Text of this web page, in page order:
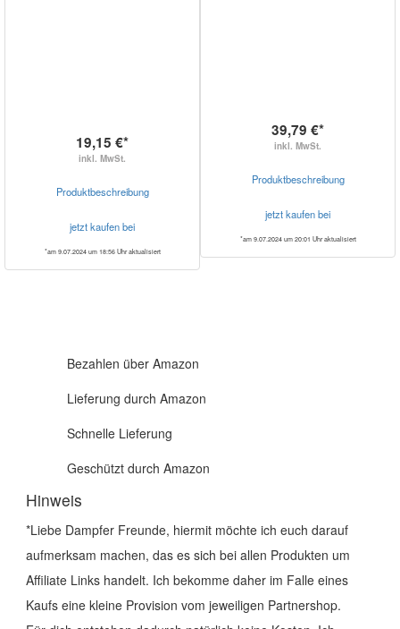
19,15 €*
inkl. MwSt.
Produktbeschreibung
jetzt kaufen bei
*am 9.07.2024 um 18:56 Uhr aktualisiert
39,79 €*
inkl. MwSt.
Produktbeschreibung
jetzt kaufen bei
*am 9.07.2024 um 20:01 Uhr aktualisiert
Bezahlen über Amazon
Lieferung durch Amazon
Schnelle Lieferung
Geschützt durch Amazon
Hinweis
*Liebe Dampfer Freunde, hiermit möchte ich euch darauf
aufmerksam machen, das es sich bei allen Produkten um
Affiliate Links handelt. Ich bekomme daher im Falle eines
Kaufs eine kleine Provision vom jeweiligen Partnershop.